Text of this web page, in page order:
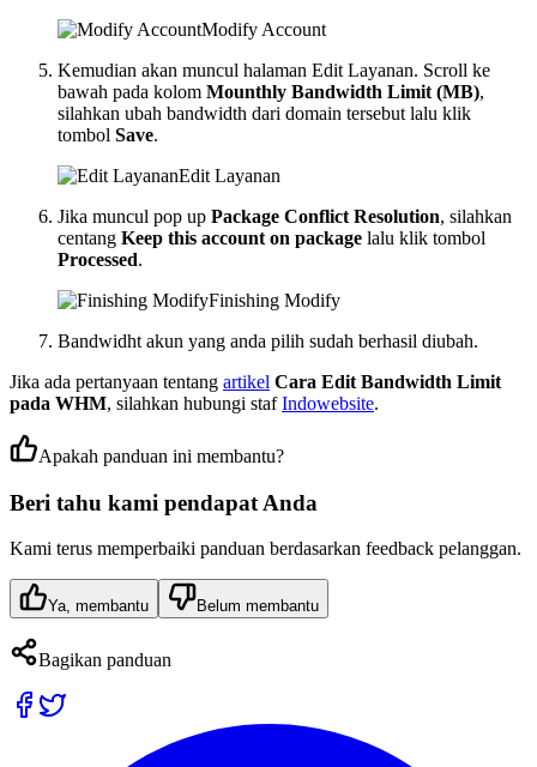
Modify Account
Kemudian akan muncul halaman Edit Layanan. Scroll ke
bawah pada kolom Mounthly Bandwidth Limit (MB),
silahkan ubah bandwidth dari domain tersebut lalu klik
tombol Save.
Edit Layanan
Jika muncul pop up Package Conflict Resolution, silahkan
centang Keep this account on package lalu klik tombol
Processed.
Finishing Modify
Bandwidht akun yang anda pilih sudah berhasil diubah.
Jika ada pertanyaan tentang artikel Cara Edit Bandwidth Limit
pada WHM, silahkan hubungi stafIndowebsite.
Apakah panduan ini membantu?
Beri tahu kami pendapat Anda
Kami terus memperbaiki panduan berdasarkan feedback pelanggan.
Ya, membantu Belum membantu
Bagikan panduan